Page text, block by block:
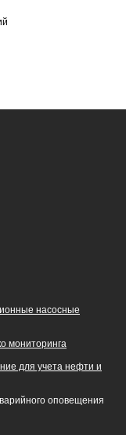
насосные
мониторинга
для учета нефти и
оповещения